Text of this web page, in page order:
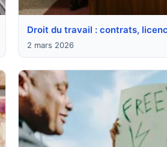
Droit du travail : contrats,
2 mars 2026